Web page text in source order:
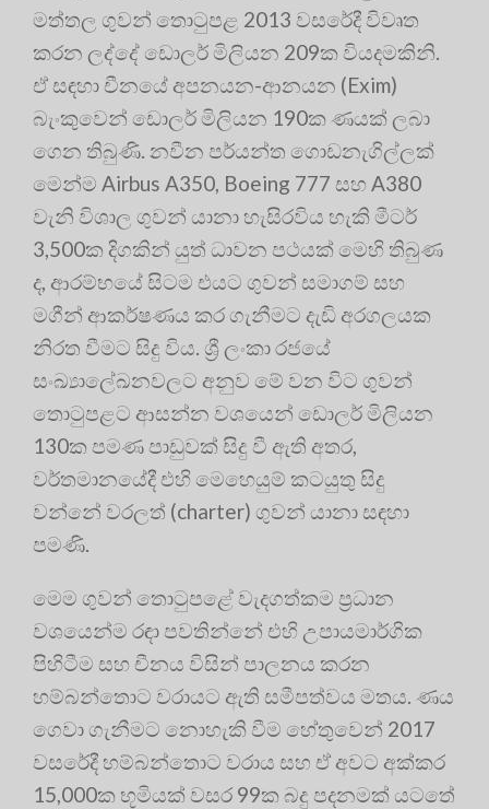
මත්තල ගුවන් තොටුපළ 2013 වසරේදී විවෘත
කරන ලද්දේ ඩොලර් මිලියන 209ක වියදමකිනි.
ඒ සඳහා චීනයේ අපනයන-ආනයන (Exim)
බැංකුවෙන් ඩොලර් මිලියන 190ක ණයක් ලබා
ගෙන තිබුණි. නවීන පර්යන්ත ගොඩනැගිල්ලක්
මෙන්ම Airbus A350, Boeing 777 සහ A380
වැනි විශාල ගුවන් යානා හැසිරවිය හැකි මීටර්
3,500ක දිගකින් යුත් ධාවන පථයක් මෙහි තිබුණ
ද, ආරම්භයේ සිටම එයට ගුවන් සමාගම් සහ
මගීන් ආකර්ෂණය කර ගැනීමට දැඩි අරගලයක
නිරත වීමට සිදු විය. ශ්‍රී ලංකා රජයේ
සංඛ්‍යාලේඛනවලට අනුව මේ වන විට ගුවන්
තොටුපළට ආසන්න වශයෙන් ඩොලර් මිලියන
130ක පමණ පාඩුවක් සිදු වී ඇති අතර,
වර්තමානයේදී එහි මෙහෙයුම් කටයුතු සිදු
වන්නේ වරලත් (charter) ගුවන් යානා සඳහා
පමණි.
මෙම ගුවන් තොටුපළේ වැදගත්කම ප්‍රධාන
වශයෙන්ම රඳා පවතින්නේ එහි උපායමාර්ගික
පිහිටීම සහ චීනය විසින් පාලනය කරන
හම්බන්තොට වරායට ඇති සමීපත්වය මතය. ණය
ගෙවා ගැනීමට නොහැකි වීම හේතුවෙන් 2017
වසරේදී හම්බන්තොට වරාය සහ ඒ අවට අක්කර
15,000ක භූමියක් වසර 99ක බදු පදනමක් යටතේ